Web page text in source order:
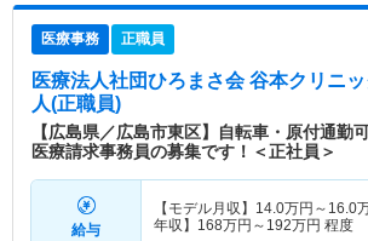
医療事務 正職員
医療法人社団ひろまさ会 谷本クリニッ
人(正職員)
【広島県／広島市東区】自転車・原付通勤
医療請求事務員の募集です！＜正社員＞
給与
【モデル月収】 14.0万円～ 16.0
年収】 168万円～ 192万円 程度